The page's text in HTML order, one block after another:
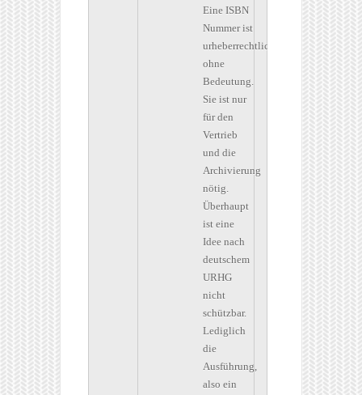
Eine ISBN
Nummer ist
urheberrechtlich
ohne
Bedeutung.
Sie ist nur
für den
Vertrieb
und die
Archivierung
nötig.
Überhaupt
ist eine
Idee nach
deutschem
URHG
nicht
schützbar.
Lediglich
die
Ausführung,
also ein